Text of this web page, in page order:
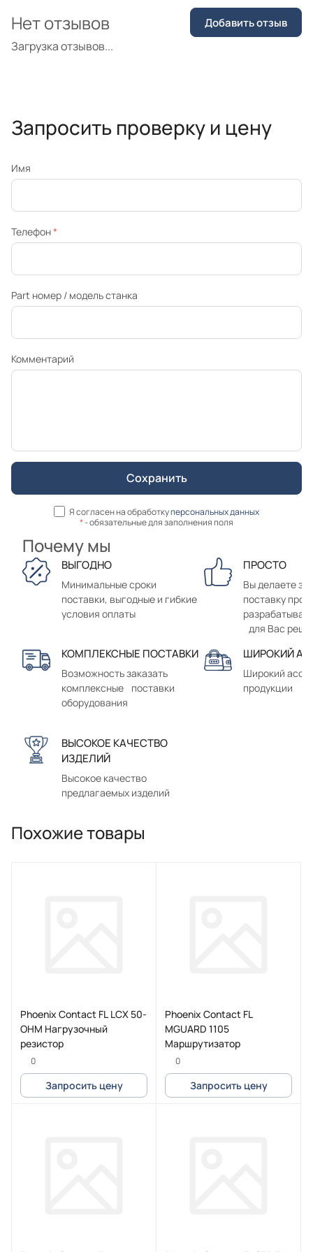
Загрузка отзывов...
Нет отзывов Добавить отзыв
Запросить проверку и цену
Имя
Телефон*
Part номер / модель станка
Комментарий
Я согласен на обработкуперсональных данных
*- обязательные для заполнения поля
Почему мы
ВЫГОДНО
Минимальные сроки
поставки, выгодные и гибкие
условия оплаты
ПРОСТО
Вы делаете
поставку
для Вас
КОМПЛЕКСНЫЕ ПОСТАВКИ
Возможность заказать
комплексные поставки
оборудования
ШИРОКИЙ
Широкий
продукции
ВЫСОКОЕ КАЧЕСТВО
ИЗДЕЛИЙ
Высокое качество
предлагаемых изделий
Похожие товары
Phoenix Contact FL LCX 50-
OHM Нагрузочный
резистор
0
Запросить цену
Phoenix Contact FL
MGUARD 1105
Маршрутизатор
0
Запросить цену